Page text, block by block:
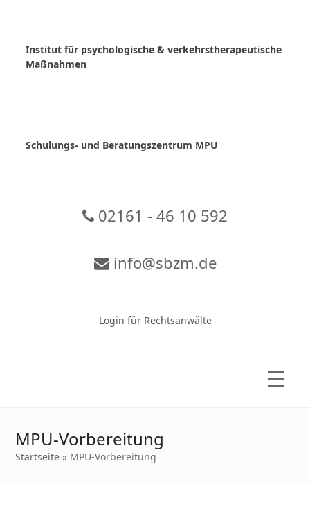
Institut für psychologische & verkehrstherapeutische
Maßnahmen
Schulungs- und Beratungszentrum MPU
02161 - 46 10 592
info@sbzm.de
Login für Rechtsanwälte
MPU-Vorbereitung
Startseite » MPU-Vorbereitung